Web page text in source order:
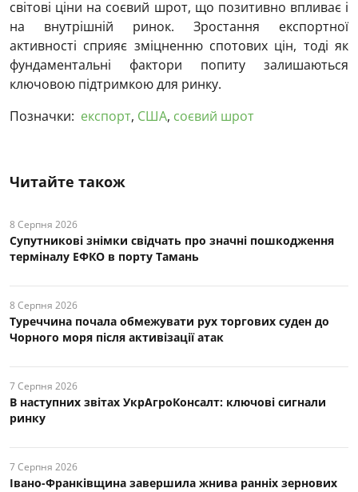
світові ціни на соєвий шрот, що позитивно впливає і
на внутрішній ринок. Зростання експортної
активності сприяє зміцненню спотових цін, тоді як
фундаментальні фактори попиту залишаються
ключовою підтримкою для ринку.
Позначки: експорт, США, соєвий шрот
Читайте також
8 Серпня 2026
Супутникові знімки свідчать про значні пошкодження
терміналу ЕФКО в порту Тамань
8 Серпня 2026
Туреччина почала обмежувати рух торгових суден до
Чорного моря після активізації атак
7 Серпня 2026
В наступних звітах УкрАгроКонсалт: ключові cигнали
ринку
7 Серпня 2026
Івано-Франківщина завершила жнива ранніх зернових